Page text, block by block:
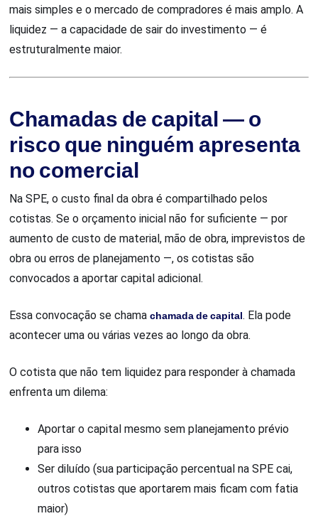
mais simples e o mercado de compradores é mais amplo. A
liquidez — a capacidade de sair do investimento — é
estruturalmente maior.
Chamadas de capital — o
risco que ninguém apresenta
no comercial
Na SPE, o custo final da obra é compartilhado pelos
cotistas. Se o orçamento inicial não for suficiente — por
aumento de custo de material, mão de obra, imprevistos de
obra ou erros de planejamento —, os cotistas são
convocados a aportar capital adicional.
Essa convocação se chamachamada de capital. Ela pode
acontecer uma ou várias vezes ao longo da obra.
O cotista que não tem liquidez para responder à chamada
enfrenta um dilema:
Aportar o capital mesmo sem planejamento prévio
para isso
Ser diluído (sua participação percentual na SPE cai,
outros cotistas que aportarem mais ficam com fatia
maior)